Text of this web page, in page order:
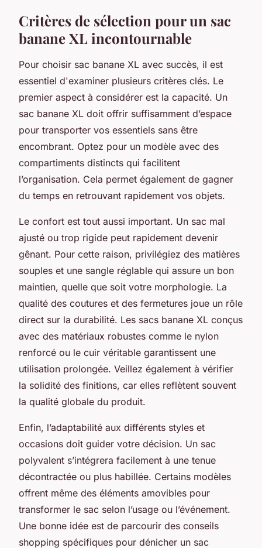
Critères de sélection pour un sac
banane XL incontournable
Pour choisir sac banane XL avec succès, il est
essentiel d'examiner plusieurs critères clés. Le
premier aspect à considérer est la capacité. Un
sac banane XL doit offrir suffisamment d’espace
pour transporter vos essentiels sans être
encombrant. Optez pour un modèle avec des
compartiments distincts qui facilitent
l’organisation. Cela permet également de gagner
du temps en retrouvant rapidement vos objets.
Le confort est tout aussi important. Un sac mal
ajusté ou trop rigide peut rapidement devenir
gênant. Pour cette raison, privilégiez des matières
souples et une sangle réglable qui assure un bon
maintien, quelle que soit votre morphologie. La
qualité des coutures et des fermetures joue un rôle
direct sur la durabilité. Les sacs banane XL conçus
avec des matériaux robustes comme le nylon
renforcé ou le cuir véritable garantissent une
utilisation prolongée. Veillez également à vérifier
la solidité des finitions, car elles reflètent souvent
la qualité globale du produit.
Enfin, l’adaptabilité aux différents styles et
occasions doit guider votre décision. Un sac
polyvalent s’intégrera facilement à une tenue
décontractée ou plus habillée. Certains modèles
offrent même des éléments amovibles pour
transformer le sac selon l’usage ou l’événement.
Une bonne idée est de parcourir des conseils
shopping spécifiques pour dénicher un sac